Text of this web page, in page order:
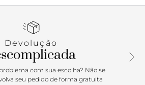
Traz duas alças de mão
e removível. Fecho em
nome da marca em alto relevo na
Devolução
com sua escolha? Não se
seu pedido de forma gratuita